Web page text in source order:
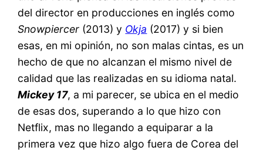
del director en producciones en inglés como
Snowpiercer (2013) y Okja (2017) y si bien
esas, en mi opinión, no son malas cintas, es un
hecho de que no alcanzan el mismo nivel de
calidad que las realizadas en su idioma natal.
Mickey 17, a mi parecer, se ubica en el medio
de esas dos, superando a lo que hizo con
Netflix, mas no llegando a equiparar a la
primera vez que hizo algo fuera de Corea del